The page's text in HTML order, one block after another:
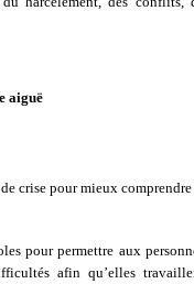
aiguë
crise pour mieux comprendre
pour permettre aux
afin qu’elles